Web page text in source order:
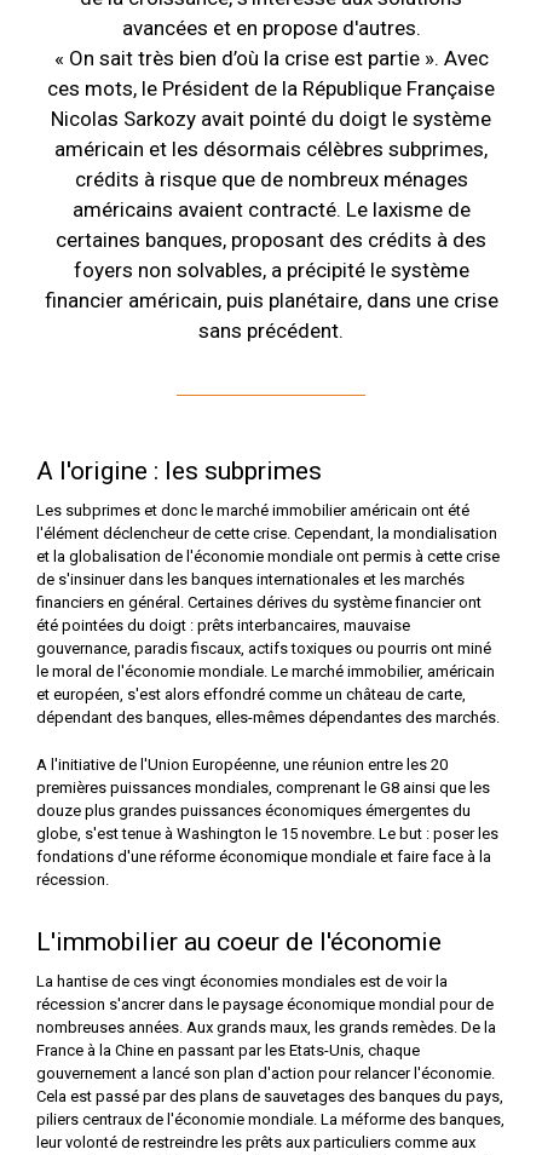
avancées et en propose d'autres.
« On sait très bien d’où la crise est partie ». Avec
ces mots, le Président de la République Française
Nicolas Sarkozy avait pointé du doigt le système
américain et les désormais célèbres subprimes,
crédits à risque que de nombreux ménages
américains avaient contracté. Le laxisme de
certaines banques, proposant des crédits à des
foyers non solvables, a précipité le système
financier américain, puis planétaire, dans une crise
sans précédent.
A l'origine : les subprimes
Les subprimes et donc le marché immobilier américain ont été
l'élément déclencheur de cette crise. Cependant, la mondialisation
et la globalisation de l'économie mondiale ont permis à cette crise
de s'insinuer dans les banques internationales et les marchés
financiers en général. Certaines dérives du système financier ont
été pointées du doigt : prêts interbancaires, mauvaise
gouvernance, paradis fiscaux, actifs toxiques ou pourris ont miné
le moral de l'économie mondiale. Le marché immobilier, américain
et européen, s'est alors effondré comme un château de carte,
dépendant des banques, elles-mêmes dépendantes des marchés.
A l'initiative de l'Union Européenne, une réunion entre les 20
premières puissances mondiales, comprenant le G8 ainsi que les
douze plus grandes puissances économiques émergentes du
globe, s'est tenue à Washington le 15 novembre. Le but : poser les
fondations d'une réforme économique mondiale et faire face à la
récession.
L'immobilier au coeur de l'économie
La hantise de ces vingt économies mondiales est de voir la
récession s'ancrer dans le paysage économique mondial pour de
nombreuses années. Aux grands maux, les grands remèdes. De la
France à la Chine en passant par les Etats-Unis, chaque
gouvernement a lancé son plan d'action pour relancer l'économie.
Cela est passé par des plans de sauvetages des banques du pays,
piliers centraux de l'économie mondiale. La méforme des banques,
leur volonté de restreindre les prêts aux particuliers comme aux